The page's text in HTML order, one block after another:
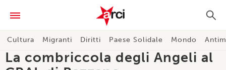
Cultura Migranti Diritti Paese Solidale Mondo
La combriccola degli Angeli al